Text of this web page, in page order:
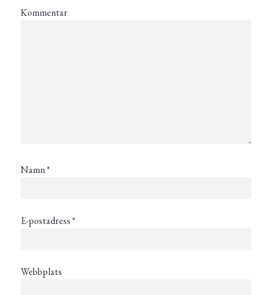
Kommentar
Namn*
E-postadress*
Webbplats